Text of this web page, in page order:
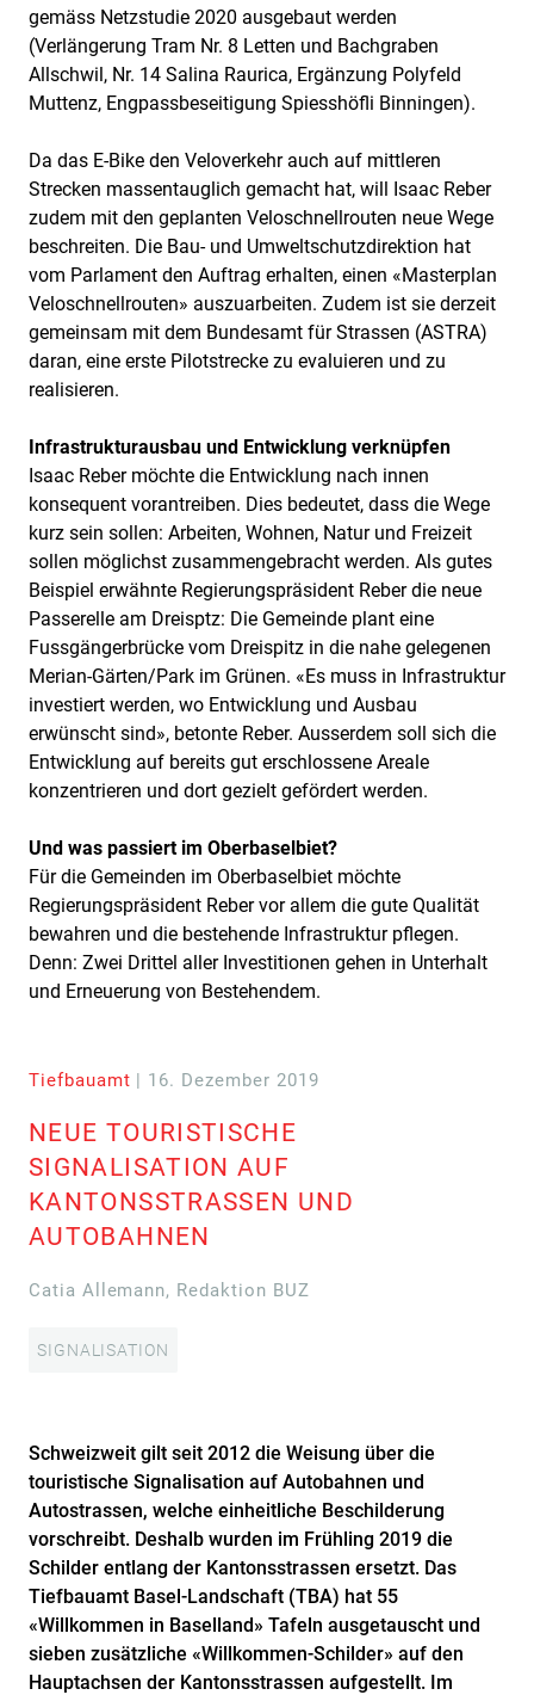
gemäss Netzstudie 2020 ausgebaut werden
(Verlängerung Tram Nr. 8 Letten und Bachgraben
Allschwil, Nr. 14 Salina Raurica, Ergänzung Polyfeld
Muttenz, Engpassbeseitigung Spiesshöfli Binningen).
Da das E-Bike den Veloverkehr auch auf mittleren
Strecken massentauglich gemacht hat, will Isaac Reber
zudem mit den geplanten Veloschnellrouten neue Wege
beschreiten. Die Bau- und Umweltschutzdirektion hat
vom Parlament den Auftrag erhalten, einen «Masterplan
Veloschnellrouten» auszuarbeiten. Zudem ist sie derzeit
gemeinsam mit dem Bundesamt für Strassen (ASTRA)
daran, eine erste Pilotstrecke zu evaluieren und zu
realisieren.
Infrastrukturausbau und Entwicklung verknüpfen
Isaac Reber möchte die Entwicklung nach innen
konsequent vorantreiben. Dies bedeutet, dass die Wege
kurz sein sollen: Arbeiten, Wohnen, Natur und Freizeit
sollen möglichst zusammengebracht werden. Als gutes
Beispiel erwähnte Regierungspräsident Reber die neue
Passerelle am Dreisptz: Die Gemeinde plant eine
Fussgängerbrücke vom Dreispitz in die nahe gelegenen
Merian-Gärten/Park im Grünen. «Es muss in Infrastruktur
investiert werden, wo Entwicklung und Ausbau
erwünscht sind», betonte Reber. Ausserdem soll sich die
Entwicklung auf bereits gut erschlossene Areale
konzentrieren und dort gezielt gefördert werden.
Und was passiert im Oberbaselbiet?
Für die Gemeinden im Oberbaselbiet möchte
Regierungspräsident Reber vor allem die gute Qualität
bewahren und die bestehende Infrastruktur pflegen.
Denn: Zwei Drittel aller Investitionen gehen in Unterhalt
und Erneuerung von Bestehendem.
Tiefbauamt | 16. Dezember 2019
NEUE TOURISTISCHE
SIGNALISATION AUF
KANTONSSTRASSEN UND
AUTOBAHNEN
Catia Allemann, Redaktion BUZ
SIGNALISATION
Schweizweit gilt seit 2012 die Weisung über die
touristische Signalisation auf Autobahnen und
Autostrassen, welche einheitliche Beschilderung
vorschreibt. Deshalb wurden im Frühling 2019 die
Schilder entlang der Kantonsstrassen ersetzt. Das
Tiefbauamt Basel-Landschaft (TBA) hat 55
«Willkommen in Baselland» Tafeln ausgetauscht und
sieben zusätzliche «Willkommen-Schilder» auf den
Hauptachsen der Kantonsstrassen aufgestellt. Im